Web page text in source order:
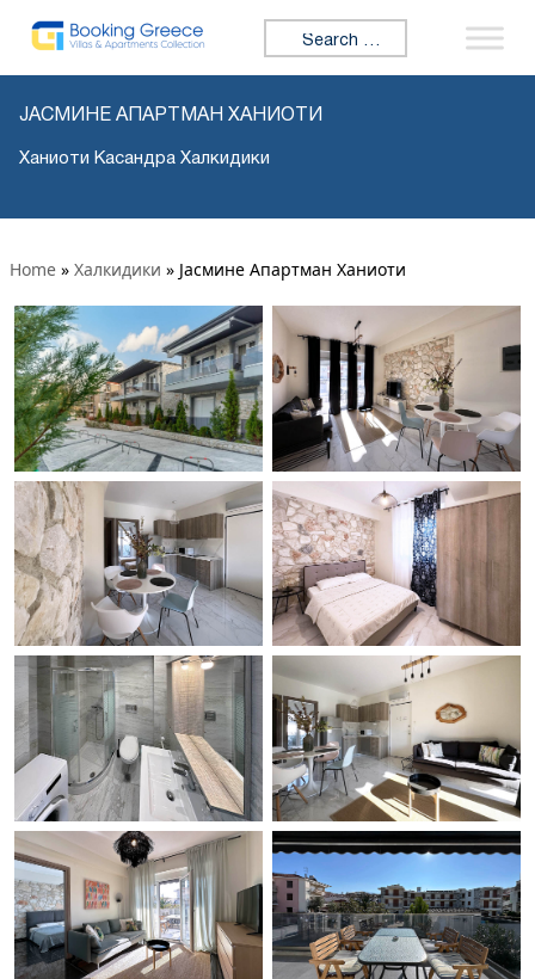
Search for:
ЈАСМИНЕ АПАРТМАН ХАНИОТИ
Ханиоти Касандра Халкидики
Home » Халкидики » Јасмине Апартман Ханиоти